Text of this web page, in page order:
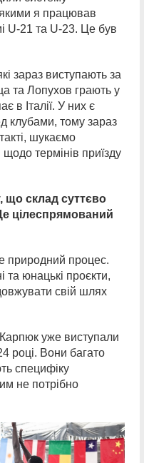
я працював
U-21 та U-23. Це був
зараз виступають за
та Лопухов грають у
в Італії. У них є
клубами, тому зараз
шукаємо
термінів приїзду
що склад суттєво
цілеспрямований
природний процес.
та юнацькі проєкти,
свій шлях
уже виступали
році. Вони багато
специфіку
не потрібно